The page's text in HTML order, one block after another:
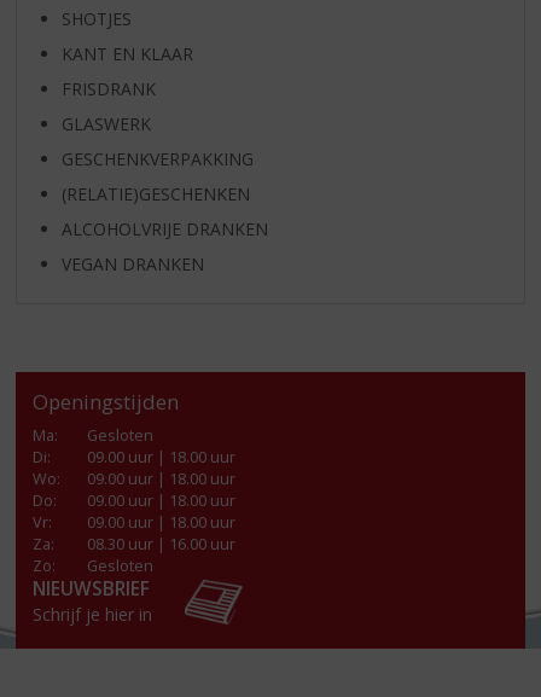
SHOTJES
KANT EN KLAAR
FRISDRANK
GLASWERK
GESCHENKVERPAKKING
(RELATIE)GESCHENKEN
ALCOHOLVRIJE DRANKEN
VEGAN DRANKEN
Openingstijden
Ma:
Gesloten
Di:
09.00 uur | 18.00 uur
Wo:
09.00 uur | 18.00 uur
Do:
09.00 uur | 18.00 uur
Vr:
09.00 uur | 18.00 uur
Za:
08.30 uur | 16.00 uur
Zo:
Gesloten
NIEUWSBRIEF
Schrijf je hier in